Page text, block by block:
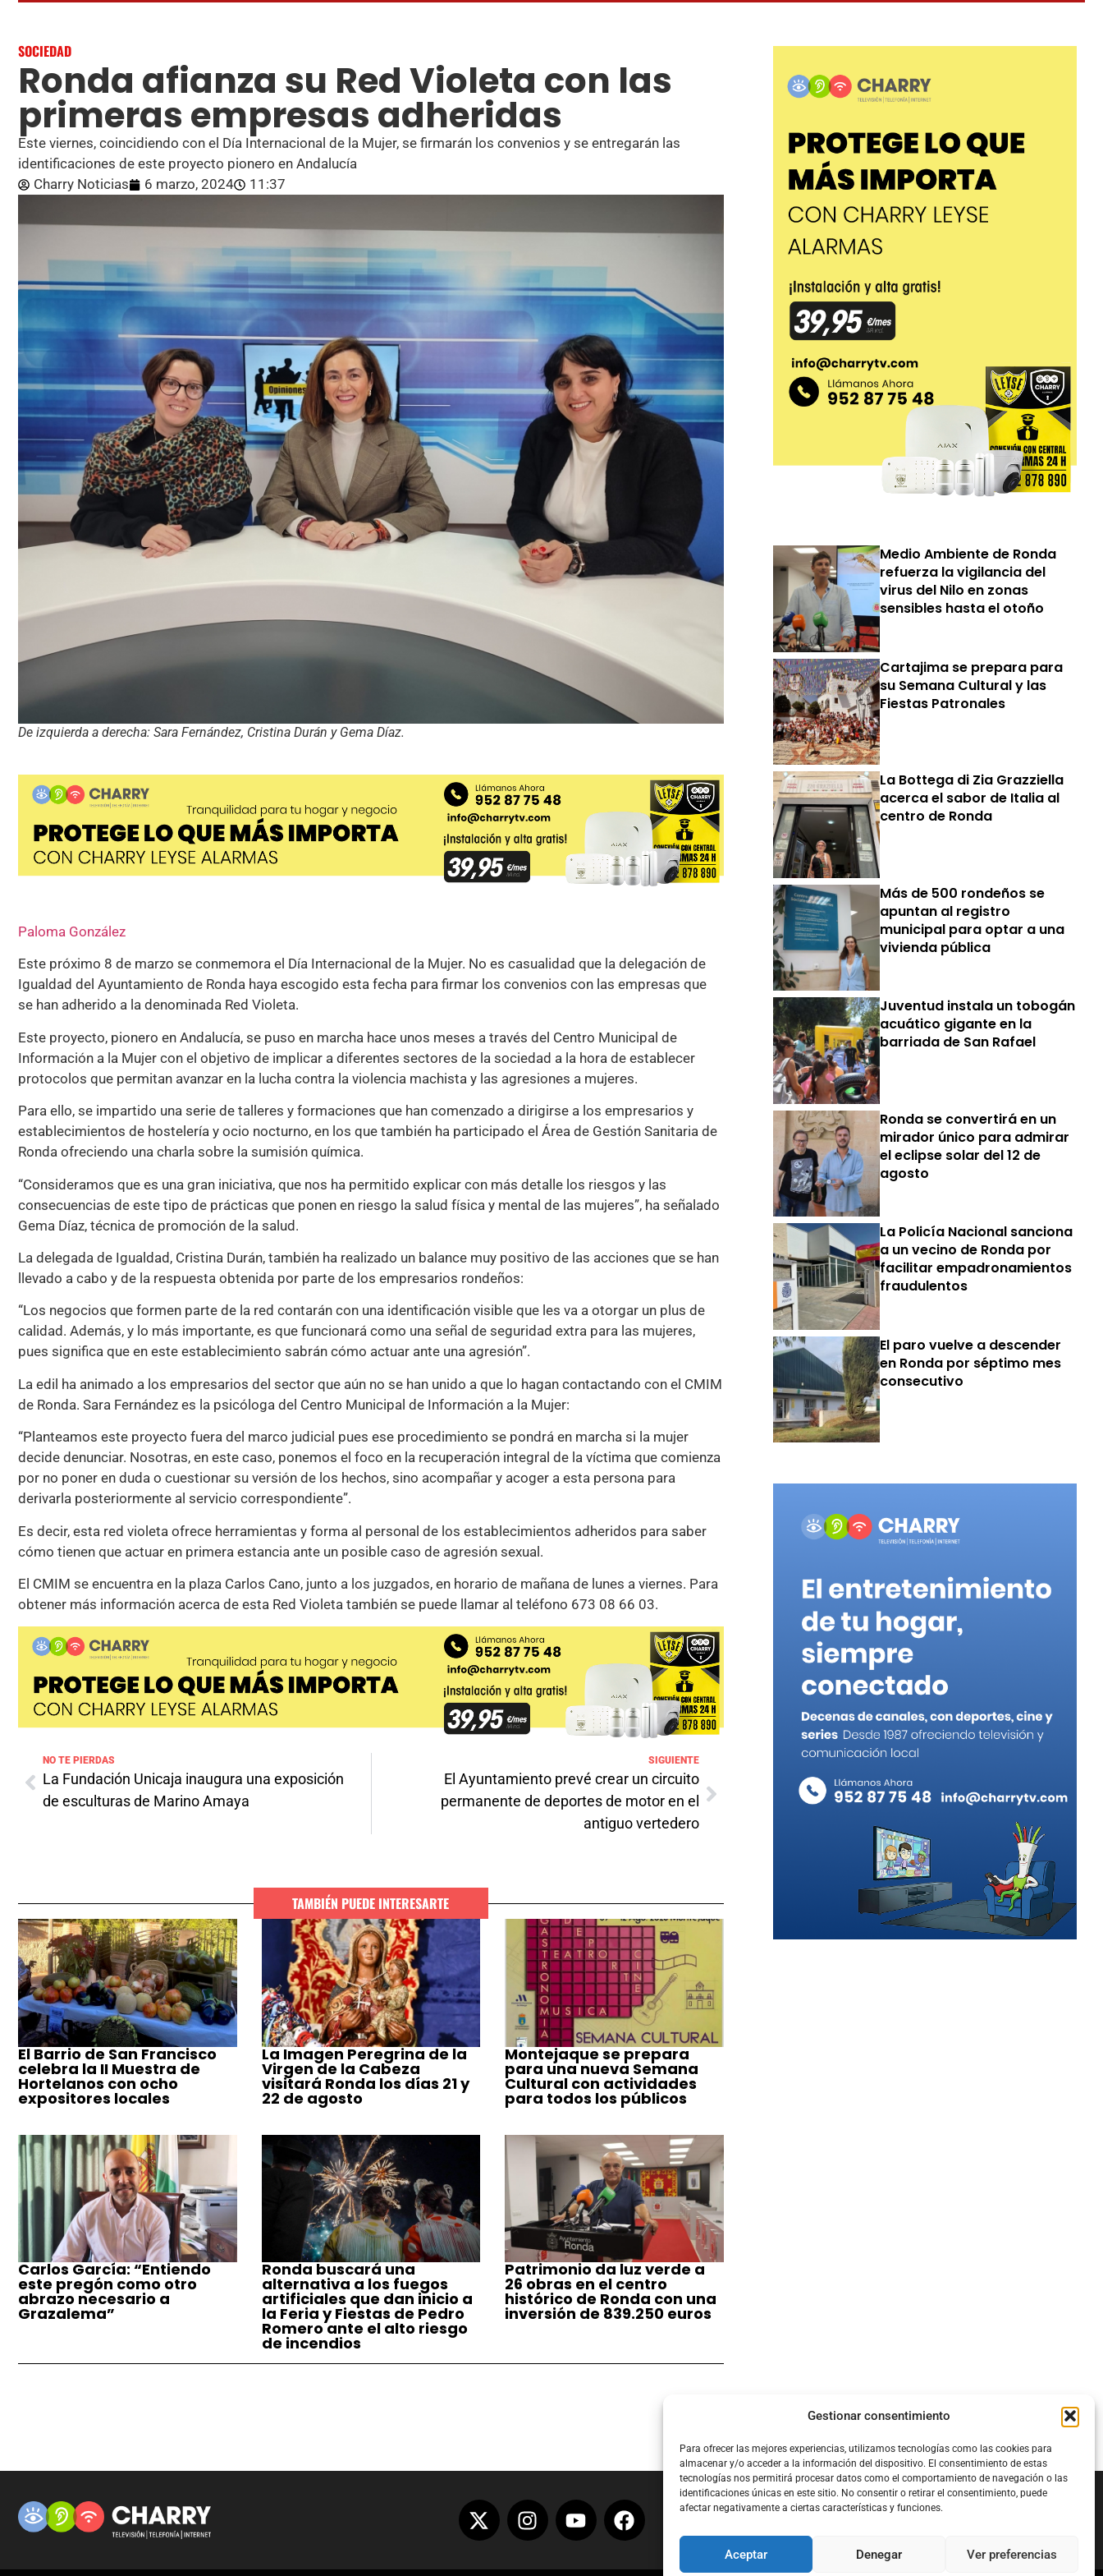
Gestionar consentimiento
Para ofrecer las mejores experiencias, utilizamos tecnologías como las cookies para
almacenar y/o acceder a la información del dispositivo. El consentimiento de estas
tecnologías nos permitirá procesar datos como el comportamiento de navegación o las
identificaciones únicas en este sitio. No consentir o retirar el consentimiento, puede
afectar negativamente a ciertas características y funciones.
Aceptar Denegar Ver preferencias
SOCIEDAD
Ronda afianza su Red Violeta con las
primeras empresas adheridas
Este viernes, coincidiendo con el Día Internacional de la Mujer, se firmarán los convenios y se entregarán las
identificaciones de este proyecto pionero en Andalucía
Charry Noticias
6 marzo, 2024 11:37
De izquierda a derecha: Sara Fernández, Cristina Durán y Gema Díaz.
Paloma González
Este próximo 8 de marzo se conmemora el Día Internacional de la Mujer. No es casualidad que la delegación de
Igualdad del Ayuntamiento de Ronda haya escogido esta fecha para firmar los convenios con las empresas que
se han adherido a la denominada Red Violeta.
Este proyecto, pionero en Andalucía, se puso en marcha hace unos meses a través del Centro Municipal de
Información a la Mujer con el objetivo de implicar a diferentes sectores de la sociedad a la hora de establecer
protocolos que permitan avanzar en la lucha contra la violencia machista y las agresiones a mujeres.
Para ello, se impartido una serie de talleres y formaciones que han comenzado a dirigirse a los empresarios y
establecimientos de hostelería y ocio nocturno, en los que también ha participado el Área de Gestión Sanitaria de
Ronda ofreciendo una charla sobre la sumisión química.
“Consideramos que es una gran iniciativa, que nos ha permitido explicar con más detalle los riesgos y las
consecuencias de este tipo de prácticas que ponen en riesgo la salud física y mental de las mujeres”, ha señalado
Gema Díaz, técnica de promoción de la salud.
La delegada de Igualdad, Cristina Durán, también ha realizado un balance muy positivo de las acciones que se han
llevado a cabo y de la respuesta obtenida por parte de los empresarios rondeños:
“Los negocios que formen parte de la red contarán con una identificación visible que les va a otorgar un plus de
calidad. Además, y lo más importante, es que funcionará como una señal de seguridad extra para las mujeres,
pues significa que en este establecimiento sabrán cómo actuar ante una agresión”.
La edil ha animado a los empresarios del sector que aún no se han unido a que lo hagan contactando con el CMIM
de Ronda. Sara Fernández es la psicóloga del Centro Municipal de Información a la Mujer:
“Planteamos este proyecto fuera del marco judicial pues ese procedimiento se pondrá en marcha si la mujer
decide denunciar. Nosotras, en este caso, ponemos el foco en la recuperación integral de la víctima que comienza
por no poner en duda o cuestionar su versión de los hechos, sino acompañar y acoger a esta persona para
derivarla posteriormente al servicio correspondiente”.
Es decir, esta red violeta ofrece herramientas y forma al personal de los establecimientos adheridos para saber
cómo tienen que actuar en primera estancia ante un posible caso de agresión sexual.
El CMIM se encuentra en la plaza Carlos Cano, junto a los juzgados, en horario de mañana de lunes a viernes. Para
obtener más información acerca de esta Red Violeta también se puede llamar al teléfono 673 08 66 03.
NO TE PIERDAS
La Fundación Unicaja inaugura una exposición
de esculturas de Marino Amaya
SIGUIENTE
El Ayuntamiento prevé crear un circuito
permanente de deportes de motor en el
antiguo vertedero
TAMBIÉN PUEDE INTERESARTE
El Barrio de San Francisco
celebra la II Muestra de
Hortelanos con ocho
expositores locales
La Imagen Peregrina de la
Virgen de la Cabeza
visitará Ronda los días 21 y
22 de agosto
Montejaque se prepara
para una nueva Semana
Cultural con actividades
para todos los públicos
Carlos García: “Entiendo
este pregón como otro
abrazo necesario a
Grazalema”
Ronda buscará una
alternativa a los fuegos
artificiales que dan inicio a
la Feria y Fiestas de Pedro
Romero ante el alto riesgo
de incendios
Patrimonio da luz verde a
26 obras en el centro
histórico de Ronda con una
inversión de 839.250 euros
Medio Ambiente de Ronda
refuerza la vigilancia del
virus del Nilo en zonas
sensibles hasta el otoño
Cartajima se prepara para
su Semana Cultural y las
Fiestas Patronales
La Bottega di Zia Grazziella
acerca el sabor de Italia al
centro de Ronda
Más de 500 rondeños se
apuntan al registro
municipal para optar a una
vivienda pública
Juventud instala un tobogán
acuático gigante en la
barriada de San Rafael
Ronda se convertirá en un
mirador único para admirar
el eclipse solar del 12 de
agosto
La Policía Nacional sanciona
a un vecino de Ronda por
facilitar empadronamientos
fraudulentos
El paro vuelve a descender
en Ronda por séptimo mes
consecutivo